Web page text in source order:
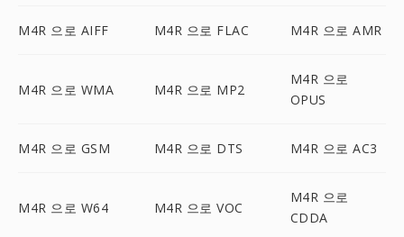
M4R 으로 AIFF M4R 으로 FLAC M4R 으로 AMR
M4R 으로 WMA M4R 으로 MP2
M4R 으로
OPUS
M4R 으로 GSM M4R 으로 DTS M4R 으로 AC3
M4R 으로 W64 M4R 으로 VOC
M4R 으로
CDDA